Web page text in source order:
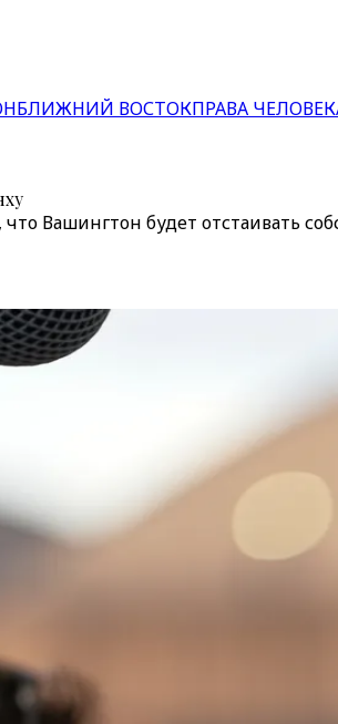
БЛИЖНИЙ ВОСТОКПРАВА
Вашингтон будет отстаивать